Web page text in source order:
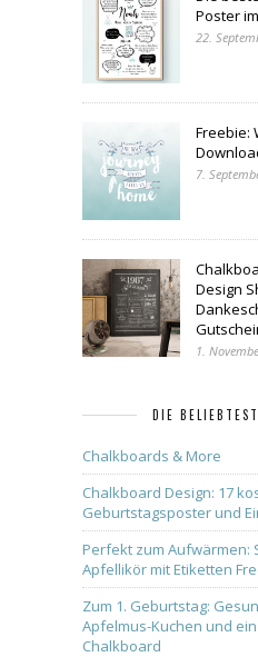
Poster
22.
Freebie:
7.
Design
1.
DIE
Chalkboards & More
Chalkboard Design: 17
Geburtstagsposter und
Perfekt zum Aufwärmen:
Apfellikör mit Etiketten
Zum 1. Geburtstag:
Apfelmus-Kuchen und
Chalkboard